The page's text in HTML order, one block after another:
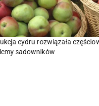
cydru rozwiązała
sadowników